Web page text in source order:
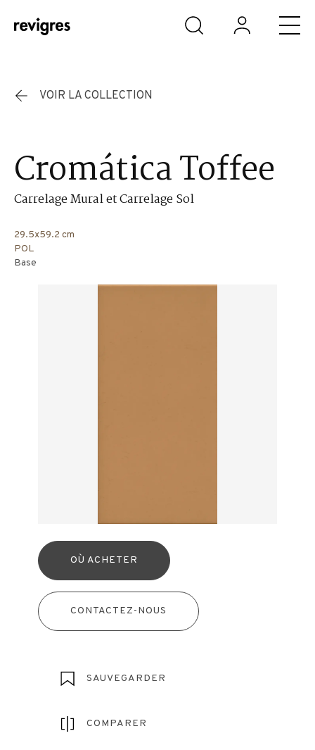
Aller au contenu principal
VOIR LA COLLECTION
Cromática Toffee
Carrelage Mural et Carrelage Sol
29.5x59.2 cm
POL
Base
OÙ ACHETER
CONTACTEZ-NOUS
SAUVEGARDER
COMPARER